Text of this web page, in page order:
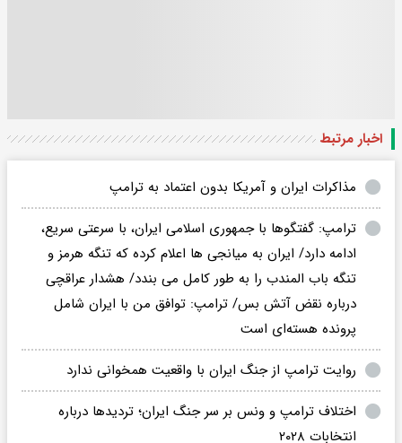
اخبار مرتبط
مذاکرات ایران و آمریکا بدون اعتماد به ترامپ
ترامپ: گفتگوها با جمهوری اسلامی ایران، با سرعتی سریع،
ادامه دارد/ ایران به میانجی ها اعلام کرده که تنگه هرمز و
تنگه باب المندب را به طور کامل می بندد/ هشدار عراقچی
درباره نقض آتش بس/ ترامپ: توافق من با ایران شامل
پرونده هسته‌ای است
روایت ترامپ از جنگ ایران با واقعیت همخوانی ندارد
اختلاف ترامپ و ونس بر سر جنگ ایران؛ تردیدها درباره
انتخابات ۲۰۲۸